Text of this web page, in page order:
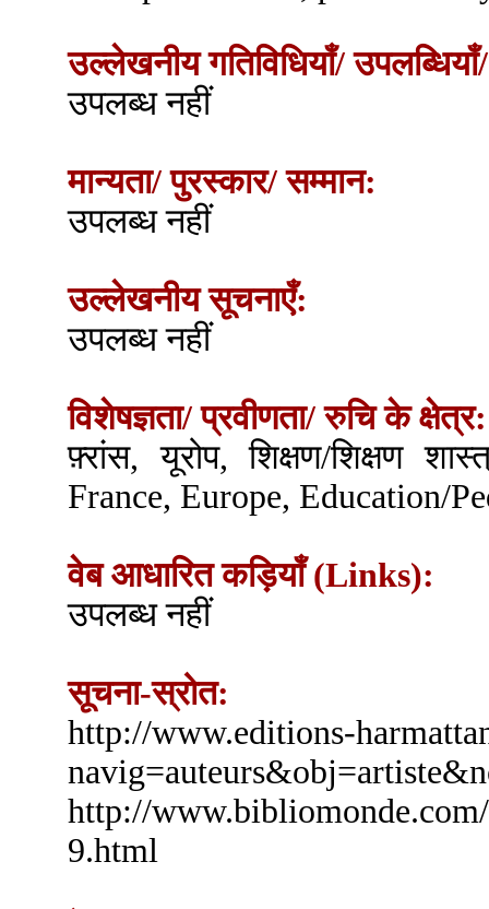
उल्लेखनीय गतिविधियाँ/ उपलब्धियाँ/
उपलब्ध नहीं
मान्यता/ पुरस्कार/ सम्मान:
उपलब्ध नहीं
उल्लेखनीय सूचनाएँ:
उपलब्ध नहीं
विशेषज्ञता/ प्रवीणता/ रुचि के क्षेत्र:
फ़्रांस, यूरोप, शिक्षण/शिक्षण
France, Europe, Education/
वेब आधारित कड़ियाँ (Links):
उपलब्ध नहीं
सूचना-स्रोत:
http://www.editions-
http://
9.html